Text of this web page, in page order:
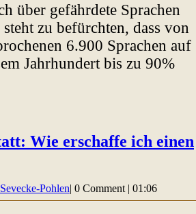
über gefährdete Sprachen
zu befürchten, dass von
6.900 Sprachen auf
Jahrhundert bis zu 90%
Wie erschaffe ich einen
PohlenMartina
Sevecke-
0 Comment 01:06